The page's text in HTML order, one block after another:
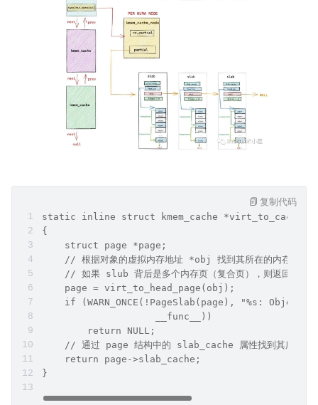
static inline struct kmem_cache
{
    struct page *page;
// 根据对象的虚拟内存地址 *obj 找到其所在的内存页
// 如果 slub 背后是多个内存页（复合页），则返回复合
    page = virt_to_head_page(obj);
if (WARN_ONCE(!PageSlab(page), "%s: Object
                    __func__))
        return NULL;
// 通过 page 结构中的 slab_cache 属性找到其所属的
    return page->slab_cache;
}
复制代码